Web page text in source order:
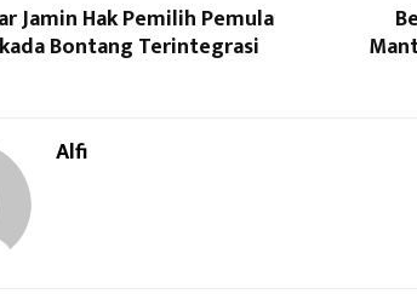
Jamin Hak Pemilih Pemula
Bontang Terintegrasi
Alfi